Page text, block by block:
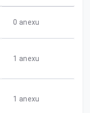
0 anexu
1 anexu
1 anexu